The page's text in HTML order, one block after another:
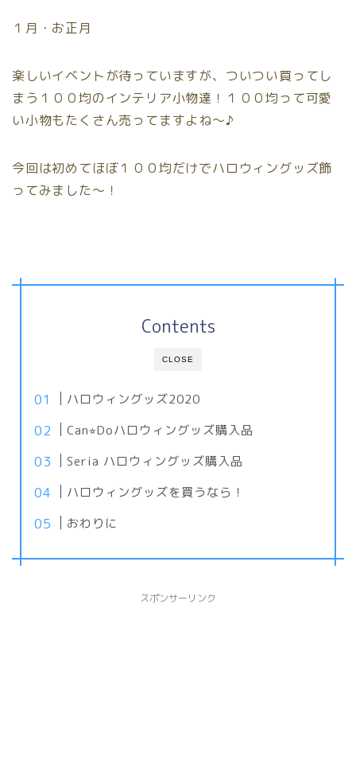
１月・お正月
楽しいイベントが待っていますが、ついつい買ってし
まう１００均のインテリア小物達！１００均って可愛
い小物もたくさん売ってますよね〜♪
今回は初めてほぼ１００均だけでハロウィングッズ飾
ってみました〜！
CLOSE
Contents
ハロウィングッズ2020
Can⭐︎Doハロウィングッズ購入品
Seria ハロウィングッズ購入品
ハロウィングッズを買うなら！
おわりに
スポンサーリンク